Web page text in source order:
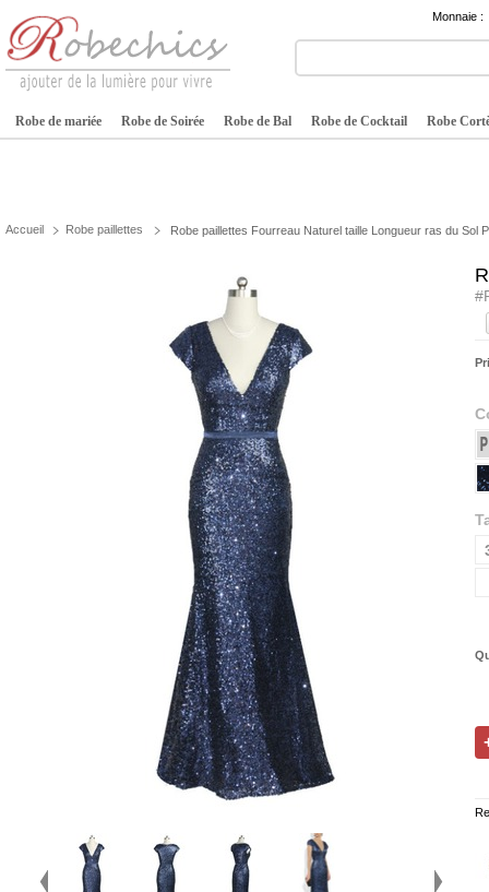
Monnaie :
Robe de mariée Robe de Soirée Robe de Bal Robe de Cocktail Robe
Accueil Robe paillettes Robe paillettes Fourreau Naturel taille Longueur ras du Sol